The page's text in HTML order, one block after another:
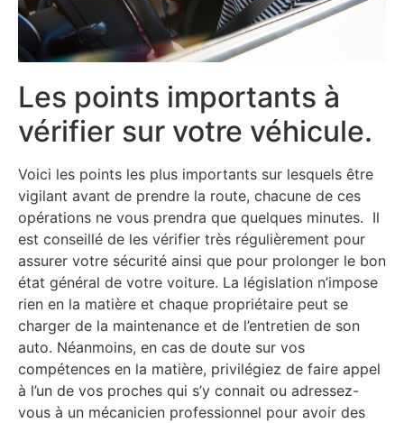
Les points importants à
vérifier sur votre véhicule.
Voici les points les plus importants sur lesquels être
vigilant avant de prendre la route, chacune de ces
opérations ne vous prendra que quelques minutes. Il
est conseillé de les vérifier très régulièrement pour
assurer votre sécurité ainsi que pour prolonger le bon
état général de votre voiture. La législation n’impose
rien en la matière et chaque propriétaire peut se
charger de la maintenance et de l’entretien de son
auto. Néanmoins, en cas de doute sur vos
compétences en la matière, privilégiez de faire appel
à l’un de vos proches qui s’y connait ou adressez-
vous à un mécanicien professionnel pour avoir des